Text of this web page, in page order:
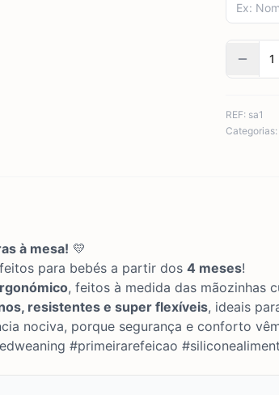
REF: sa1
Categorias:
à mesa! 💛
para bebés a partir dos 4 meses!
, feitos à medida das mãozinhas
resistentes e super flexíveis, ideais
nociva, porque segurança e conforto
#primeirarefeicao